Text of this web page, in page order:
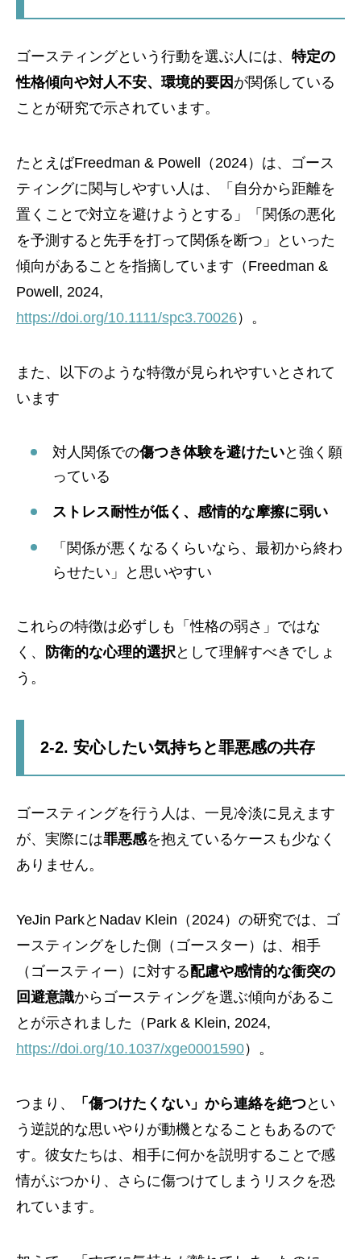
ゴースティングという行動を選ぶ人には、 特定の
性格傾向や対人不安、環境的要因 が関係している
ことが研究で示されています。
たとえばFreedman & Powell（2024）は、ゴース
ティングに関与しやすい人は、「自分から距離を
置くことで対立を避けようとする」「関係の悪化
を予測すると先手を打って関係を断つ」といった
傾向があることを指摘しています（Freedman &
Powell, 2024,
https://doi.org/10.1111/spc3.70026）。
また、以下のような特徴が見られやすいとされて
います
対人関係での傷つき体験を避けたいと強く願
っている
ストレス耐性が低く、感情的な摩擦に弱い
「関係が悪くなるくらいなら、最初から終わ
らせたい」と思いやすい
これらの特徴は必ずしも「性格の弱さ」ではな
く、
防衛的な心理的選択 として理解すべきでしょ
う。
2-2. 安心したい気持ちと罪悪感の共存
ゴースティングを行う人は、一見冷淡に見えます
が、実際には罪悪感を抱えているケースも少なく
ありません。
YeJin ParkとNadav Klein（2024）の研究では、ゴ
ースティングをした側（ゴースター）は、相手
（ゴースティー）に対する配慮や感情的な衝突の
回避意識からゴースティングを選ぶ傾向があるこ
とが示されました（Park & Klein, 2024,
https://doi.org/10.1037/xge0001590）。
つまり、 「傷つけたくない」から連絡を絶つとい
う逆説的な思いやりが動機となることもあるので
す。彼女たちは、相手に何かを説明することで感
情がぶつかり、さらに傷つけてしまうリスクを恐
れています。